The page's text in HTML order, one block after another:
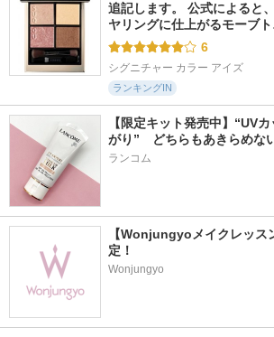
追記します。 公式によると
ヤリングに仕上がるモーブ
6
シグニチャー カラー アイズ
ランキングIN
【限定キット発売中】“UV
がり”　どちらもあきらめな
ランコム
【Wonjungyoメイクレッス
定！
Wonjungyo